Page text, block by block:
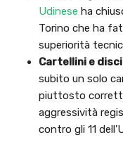
Udinese ha
Torino che ha
superiorità
Cartellini e
subito un solo
piuttosto
aggressività
contro gli 11